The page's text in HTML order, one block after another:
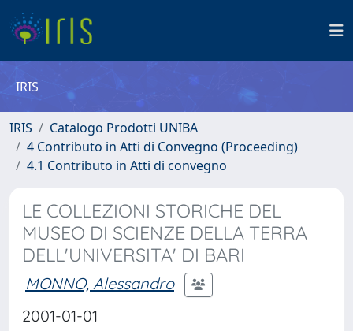
IRIS
IRIS
Catalogo Prodotti UNIBA
4 Contributo in Atti di Convegno (Proceeding)
4.1 Contributo in Atti di convegno
LE COLLEZIONI STORICHE DEL
MUSEO DI SCIENZE DELLA TERRA
DELL'UNIVERSITA' DI BARI
MONNO, Alessandro
2001-01-01